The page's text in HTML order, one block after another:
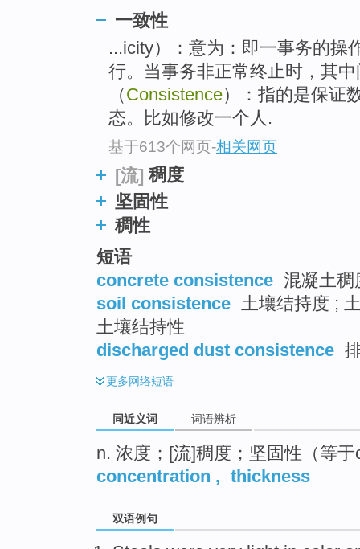
一致性
...icity）：意为：即一事务的操
行。当事务非正常终止时，其
（Consistence）：指的是保证
态。比如修改一个人.
基于613个网页-相关网页
[流] 稠度
坚固性
稠性
短语
concrete consistence 混凝土稠
soil consistence 土壤结持度 ;
土壤结持性
discharged dust consistence
更多网络短语
同近义词 词语辨析
n. 浓度；[流]稠度；坚固性（等
concentration , thickness
双语例句